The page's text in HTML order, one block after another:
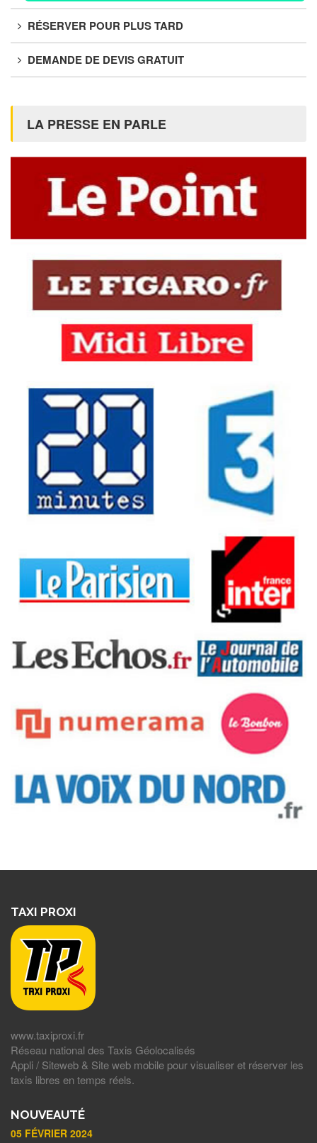
RÉSERVER POUR PLUS TARD
DEMANDE DE DEVIS GRATUIT
LA PRESSE EN PARLE
TAXI PROXI
www.taxiproxi.fr
Réseau national des Taxis Géolocalisés
Appli / Siteweb & Site web mobile pour visualiser et réserver les
taxis libres en temps réels.
NOUVEAUTÉ
05 FÉVRIER 2024